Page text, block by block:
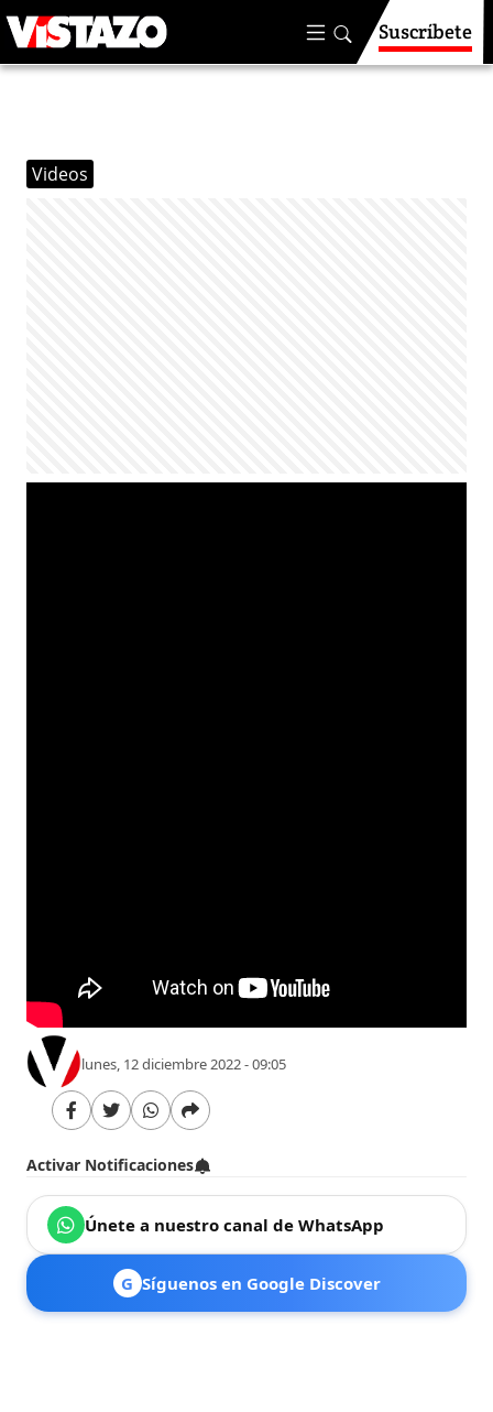
Suscríbete
Videos
lunes, 12 diciembre 2022 - 09:05
Activar Notificaciones
Únete a nuestro canal de WhatsApp
G Síguenos en Google Discover